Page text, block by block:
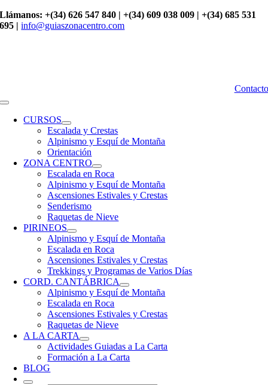
Saltar
al
Llámanos: +(34) 626 547 840 | +(34) 609 038 009 | +(34) 685 531
695 | info@guiaszonacentro.com
Contacto
Toggle
NavigationCURSOS
Escalada y Crestas
Alpinismo y Esquí de Montaña
Orientación
ZONA CENTRO
Escalada en Roca
Alpinismo y Esquí de Montaña
Ascensiones Estivales y Crestas
Senderismo
Raquetas de Nieve
PIRINEOS
Alpinismo y Esquí de Montaña
Escalada en Roca
Ascensiones Estivales y Crestas
Trekkings y Programas de Varios Días
CORD. CANTÁBRICA
Alpinismo y Esquí de Montaña
Escalada en Roca
Ascensiones Estivales y Crestas
Raquetas de Nieve
A LA CARTA
Actividades Guiadas a La Carta
Formación a La Carta
BLOG